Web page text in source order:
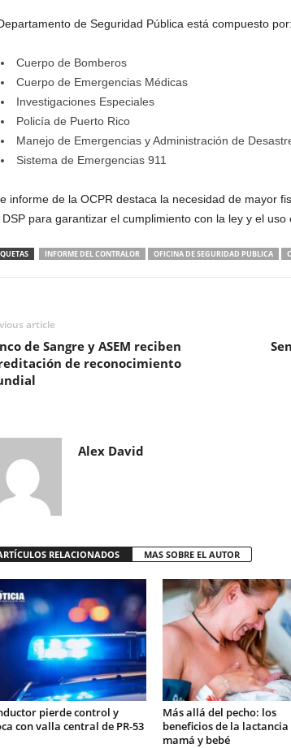
de Seguridad Pública está compuesto por:
Cuerpo de Bomberos
Cuerpo de Emergencias Médicas
Investigaciones Especiales
Policía de Puerto Rico
Manejo de Emergencias y Administración de
Sistema de Emergencias 911
informe de la OCPR destaca la necesidad de mayor
DSP para garantizar el cumplimiento con la ley y el uso
INFORME DEL CONTRALOR OFICINA DE SEGURIDAD PUBLICA
article
de Sangre y ASEM reciben
de reconocimiento
Alex David
RELACIONADOS MAS SOBRE EL AUTOR
pierde control y
con valla central de PR-53
Más allá del pecho: los
beneficios de la
mamá y bebé